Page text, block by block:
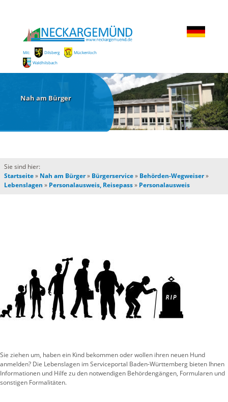
Mit: Dilsberg
Mückenloch
Waldhilsbach
Nah am Bürger
Sie sind hier:
Startseite» Nah am Bürger» Bürgerservice» Behörden-Wegweiser»
Lebenslagen » Personalausweis, Reisepass» Personalausweis
Sie ziehen um, haben ein Kind bekommen oder wollen ihren neuen Hund
anmelden? Die Lebenslagen im Serviceportal Baden-Württemberg bieten Ihnen
Informationen und Hilfe zu den notwendigen Behördengängen, Formularen und
sonstigen Formalitäten.